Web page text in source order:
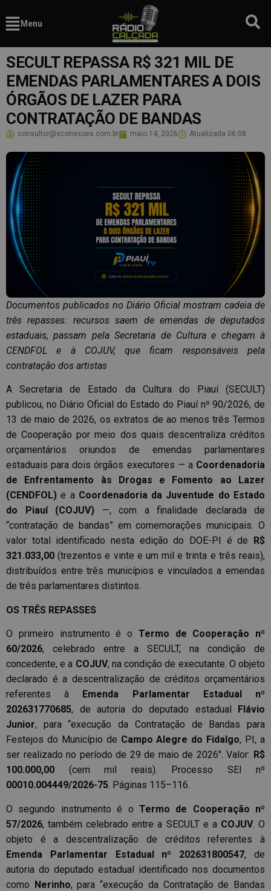
Menu
SECULT REPASSA R$ 321 MIL DE
EMENDAS PARLAMENTARES A DOIS
ÓRGÃOS DE LAZER PARA
CONTRATAÇÃO DE BANDAS
consultor@xconexoes.com.br maio 14, 2026 Atualizada 06:08
Documentos publicados no Diário Oficial mostram cadeia de
três repasses: recursos saem de emendas de deputados
estaduais, passam pela Secretaria de Cultura e chegam à
CENDFOL e à COJUV, que ficam responsáveis pela
contratação dos artistas
A Secretaria de Estado da Cultura do Piauí (SECULT)
publicou, no Diário Oficial do Estado do Piauí nº 90/2026, de
13 de maio de 2026, os extratos de ao menos três Termos
de Cooperação por meio dos quais descentraliza créditos
orçamentários oriundos de emendas parlamentares
estaduais para dois órgãos executores — a Coordenadoria
de Enfrentamento às Drogas e Fomento ao Lazer
(CENDFOL) e a Coordenadoria da Juventude do Estado
do Piauí (COJUV) —, com a finalidade declarada de
“contratação de bandas” em comemorações municipais. O
valor total identificado nesta edição do DOE-PI é de
R$
321.033,00 (trezentos e vinte e um mil e trinta e três reais),
distribuídos entre três municípios e vinculados a emendas
de três parlamentares distintos.
OS TRÊS REPASSES
O primeiro instrumento é o Termo de Cooperação nº
60/2026, celebrado entre a SECULT, na condição de
concedente, e a COJUV, na condição de executante. O objeto
declarado é a descentralização de créditos orçamentários
referentes à
Emenda Parlamentar Estadual nº
202631770685, de autoria do deputado estadual
Flávio
Junior, para “execução da Contratação de Bandas para
Festejos do Município de Campo Alegre do Fidalgo, PI, a
ser realizado no período de 29 de maio de 2026″. Valor: R$
100.000,00 (cem mil reais). Processo SEI nº
00010.004449/2026-75. Páginas 115–116.
O segundo instrumento é o Termo de Cooperação nº
57/2026, também celebrado entre a SECULT e a COJUV. O
objeto é a descentralização de créditos referentes à
Emenda Parlamentar Estadual nº 202631800547, de
autoria do deputado estadual identificado nos documentos
como Nerinho, para “execução da Contratação de Bandas